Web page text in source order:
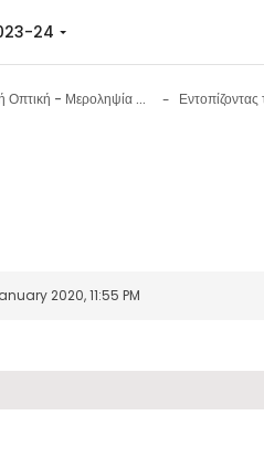
24
Διαφορετική Οπτική - Μεροληψία 4 September - 10 September
2020, 11:55 PM